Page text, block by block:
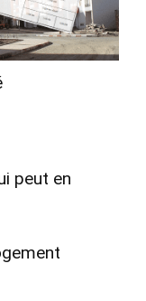
peut en